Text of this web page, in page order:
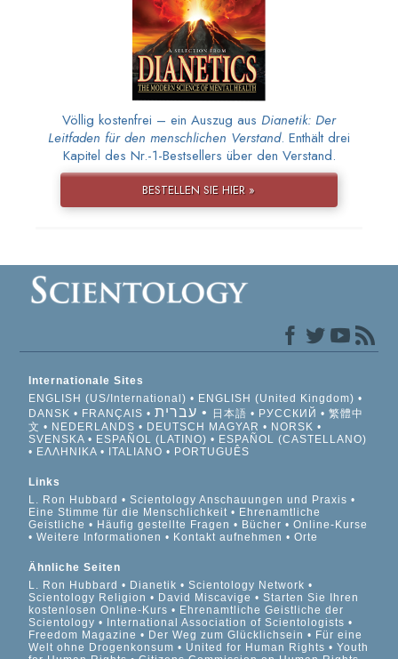
Völlig kostenfrei – ein Auszug aus Dianetik: Der
Leitfaden für den menschlichen Verstand. Enthält drei
Kapitel des Nr.-1-Bestsellers über den Verstand.
BESTELLEN SIE HIER »
Internationale Sites
ENGLISH (US/International)
ENGLISH (United Kingdom)
DANSK
FRANÇAIS עברית 日本語 РУССКИЙ
繁體中
文
NEDERLANDS DEUTSCH MAGYAR
NORSK
SVENSKA
ESPAÑOL (LATINO)
ESPAÑOL (CASTELLANO)
ΕΛΛΗΝΙΚA
ITALIANO PORTUGUÊS
Links
L. Ron Hubbard
Scientology Anschauungen und Praxis
Eine Stimme für die Menschlichkeit
Ehrenamtliche
Geistliche
Häufig gestellte Fragen Bücher
Online-Kurse
Weitere Informationen
Kontakt aufnehmen Orte
Ähnliche Seiten
L. Ron Hubbard
Dianetik
Scientology Network
Scientology Religion
David Miscavige
Starten Sie Ihren
kostenlosen Online-Kurs
Ehrenamtliche Geistliche der
Scientology
International Association of Scientologists
Freedom Magazine
Der Weg zum Glücklichsein
Für eine
Welt ohne Drogenkonsum
United for Human Rights
Youth